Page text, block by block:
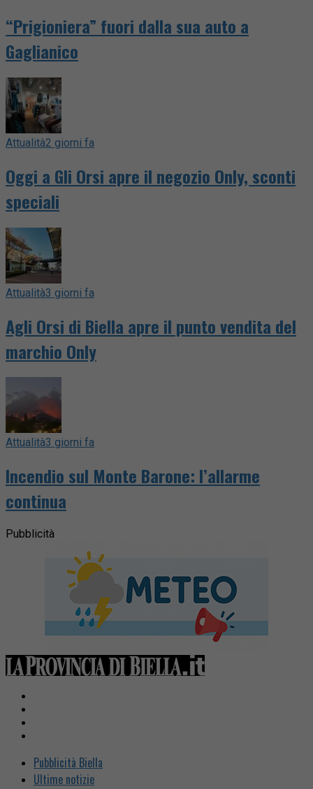
“Prigioniera” fuori dalla sua auto a
Gaglianico
Attualità2 giorni fa
Oggi a Gli Orsi apre il negozio Only, sconti
speciali
Attualità3 giorni fa
Agli Orsi di Biella apre il punto vendita del
marchio Only
Attualità3 giorni fa
Incendio sul Monte Barone: l’allarme
continua
Pubblicità
Pubblicità Biella
Ultime notizie